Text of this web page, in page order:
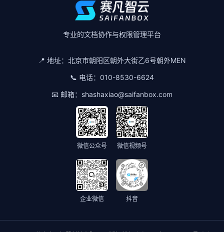
专业的文档协作与权限管理平台
📍 地址： 北京市朝阳区朝外大街乙6号朝外MEN
📞 电话： 010-8530-6624
📧 邮箱： shashaxiao@saifanbox.com
微信公众号 微信视频号
企业微信 抖音